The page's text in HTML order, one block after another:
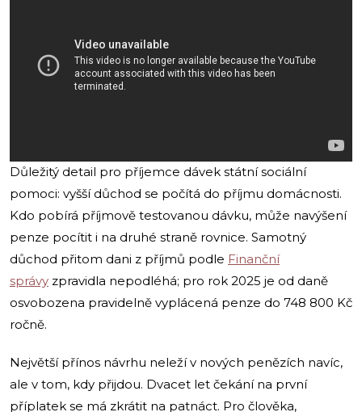
Důležitý detail pro příjemce dávek státní sociální
pomoci: vyšší důchod se počítá do příjmu domácnosti.
Kdo pobírá příjmově testovanou dávku, může navýšení
penze pocítit i na druhé straně rovnice. Samotný
důchod přitom dani z příjmů podle Finanční
správy zpravidla nepodléhá; pro rok 2025 je od daně
osvobozena pravidelně vyplácená penze do 748 800 Kč
ročně.
Největší přínos návrhu neleží v nových penězích navíc,
ale v tom, kdy přijdou. Dvacet let čekání na první
příplatek se má zkrátit na patnáct. Pro člověka,